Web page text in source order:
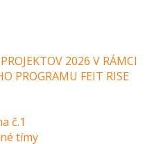
2026 V RÁMCI
PROGRAMU FEIT RISE
č.1
tímy